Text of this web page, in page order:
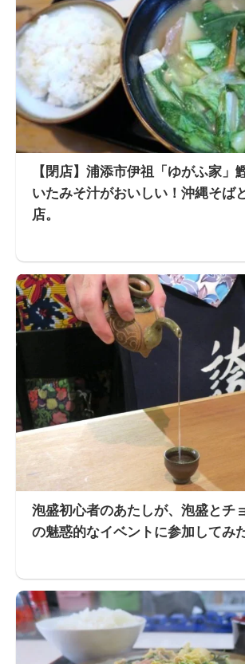
【閉店】浦添市伊祖「ゆがふ家」
いたみそ汁がおいしい！沖縄そば
店。
泡盛初心者のあたしが、泡盛とチ
の魅惑的なイベントに参加してみた